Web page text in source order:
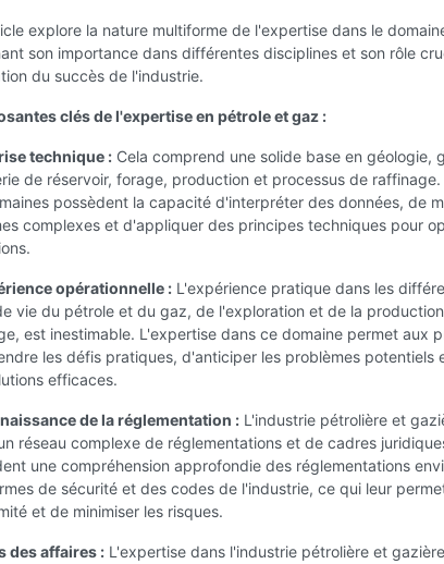
explore la nature multiforme de l'expertise dans le
son importance dans différentes disciplines et son rôle
du succès de l'industrie.
clés de l'expertise en pétrole et gaz :
technique : Cela comprend une solide base en géologie,
de réservoir, forage, production et processus de
possèdent la capacité d'interpréter des données, de
complexes et d'appliquer des principes techniques pour
opérationnelle : L'expérience pratique dans les
vie du pétrole et du gaz, de l'exploration et de la
est inestimable. L'expertise dans ce domaine permet aux
les défis pratiques, d'anticiper les problèmes potentiels
efficaces.
de la réglementation : L'industrie pétrolière et
réseau complexe de réglementations et de cadres
une compréhension approfondie des réglementations
de sécurité et des codes de l'industrie, ce qui leur
et de minimiser les risques.
des affaires : L'expertise dans l'industrie pétrolière et